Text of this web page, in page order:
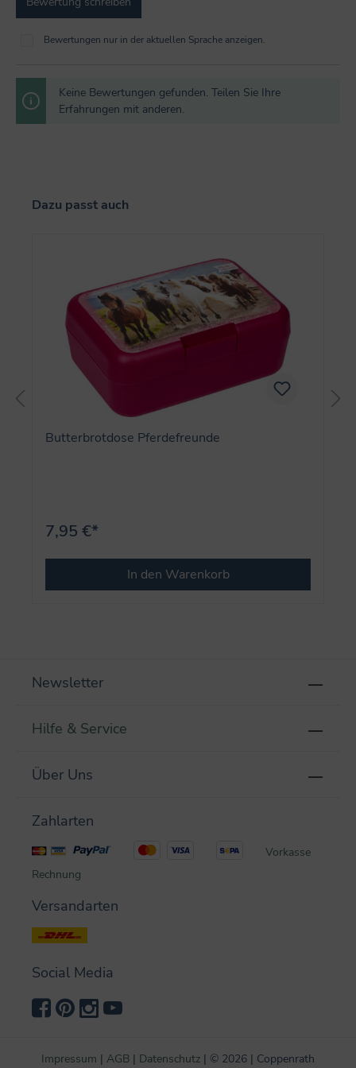
Bewertungen nur in der aktuellen Sprache anzeigen.
Keine Bewertungen gefunden. Teilen Sie Ihre
Erfahrungen mit anderen.
Produktgalerie überspringen
Dazu passt auch
Butterbrotdose Pferdefreunde
7,95 €*
In den Warenkorb
Newsletter
Hilfe & Service
Über Uns
Zahlarten
Vorkasse
Rechnung
Versandarten
Social Media
Impressum | AGB | Datenschutz | © 2026 | Coppenrath